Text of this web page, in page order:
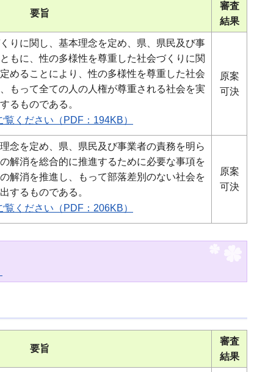
要旨
審査
結果
りに関し、基本理念を定め、県、県民及び事
もに、性の多様性を尊重した社会づくりに関
めることにより、性の多様性を尊重した社会
もって全ての人の人権が尊重される社会を実
るものである。
ください（PDF：194KB）
原案
可決
念を定め、県、県民及び事業者の責務を明ら
解消を総合的に推進するために必要な事項を
解消を推進し、もって部落差別のない社会を
するものである。
ください（PDF：206KB）
原案
可決
要旨
審査
結果